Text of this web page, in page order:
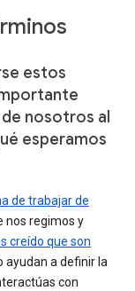
estos
nosotros al
esperamos
de trabajar de
nos regimos y
creído que son
ayudan a definir la
con